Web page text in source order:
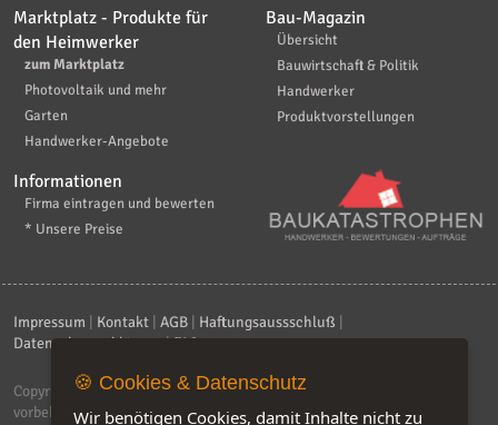
Marktplatz - Produkte für
den Heimwerker
zum Marktplatz
Photovoltaik und mehr
Garten
Handwerker-Angebote
Bau-Magazin
Übersicht
Bauwirtschaft & Politik
Handwerker
Produktvorstellungen
Informationen
Firma eintragen und bewerten
* Unsere Preise
Impressum Kontakt AGB Haftungsaussschluß
Datenschutzerklärung|FAQ
Copyright © 2026ebiz-consult GmbH & Co. KG
vorbehalten.
🍪 Cookies & Datenschutz
Wir benötigen Cookies, damit Inhalte nicht zu